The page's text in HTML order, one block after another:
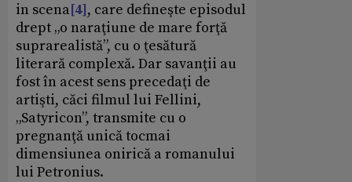
in scena[4], care defineşte episodul
drept „o naraţiune de mare forţă
suprarealistă”, cu o ţesătură
literară complexă. Dar savanţii au
fost în acest sens precedaţi de
artişti, căci filmul lui Fellini,
„Satyricon”, transmite cu o
pregnanţă unică tocmai
dimensiunea onirică a romanului
lui Petronius.